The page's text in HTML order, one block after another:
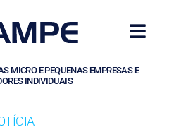
MICRO E PEQUENAS EMPRESAS E
INDIVIDUAIS